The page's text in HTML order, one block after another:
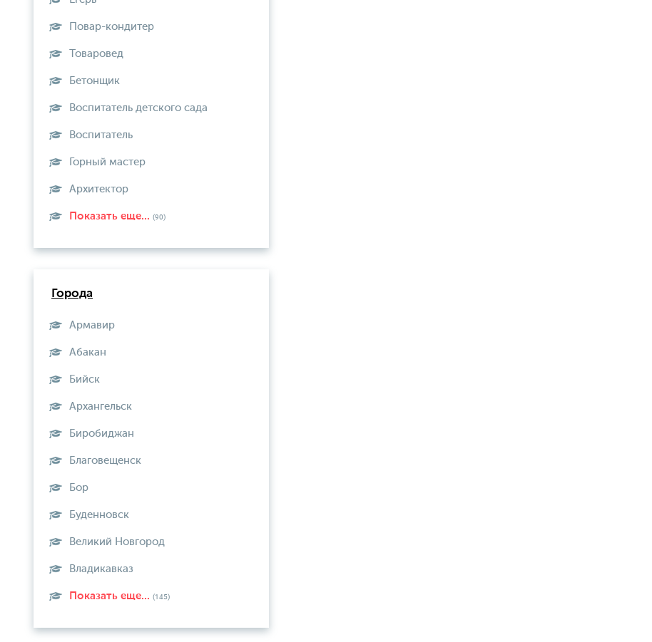
Повар-кондитер
Товаровед
Бетонщик
Воспитатель детского сада
Воспитатель
Горный мастер
Архитектор
Показать еще... (90)
Города
Армавир
Абакан
Бийск
Архангельск
Биробиджан
Благовещенск
Бор
Буденновск
Великий Новгород
Владикавказ
Показать еще... (145)